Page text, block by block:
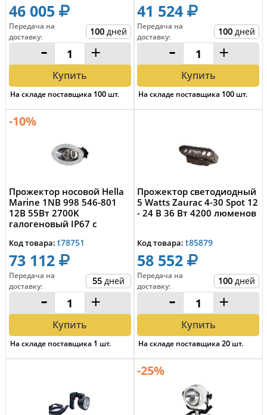
46 005
Передача на
доставку: 100 дней
- +
Купить
На складе поставщика 100 шт.
41 524
Передача на
доставку: 100 дней
- +
Купить
На складе поставщика 100 шт.
-10%
Прожектор носовой Hella
Marine 1NB 998 546-801
12В 55Вт 2700K
галогеновый IP67 с
Код товара: t78751
73 112
Передача на
доставку: 55 дней
- +
Купить
На складе поставщика 1 шт.
Прожектор светодиодный
5 Watts Zaurac 4-30 Spot 12
- 24 В 36 Вт 4200 люменов
Код товара: t85879
58 552
Передача на
доставку: 100 дней
- +
Купить
На складе поставщика20 шт.
-25%